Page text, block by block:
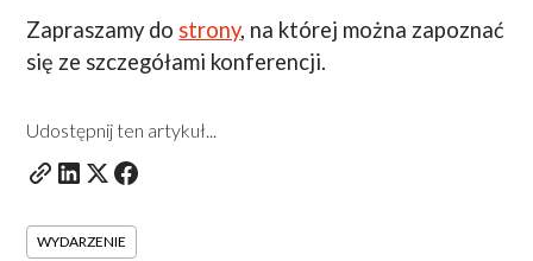
Zapraszamy do strony, na której można zapoznać
się ze szczegółami konferencji.
Udostępnij ten artykuł...
WYDARZENIE